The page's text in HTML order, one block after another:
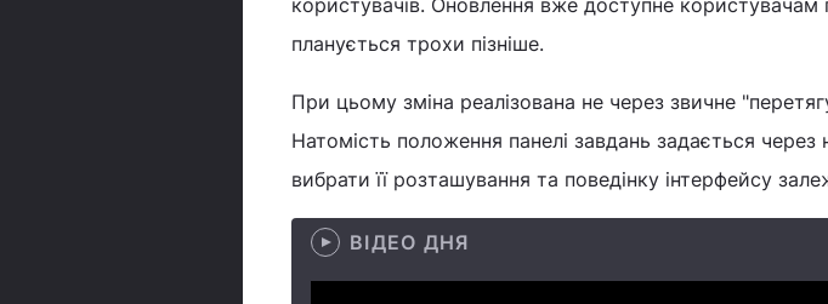
користувачів. Оновлення вже доступне користувачам
планується трохи пізніше.
При цьому зміна реалізована не через звичне
Натомість положення панелі завдань задається
вибрати її розташування та поведінку інтерфейсу
ВІДЕО ДНЯ